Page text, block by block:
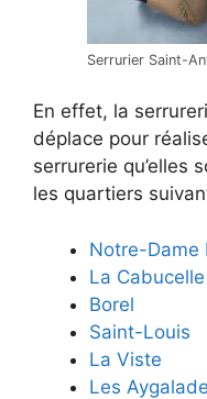
Serrurier Saint-
En effet, la
déplace pour
serrurerie qu’elles
les quartiers
Notre-Dame
La Cabucelle
Borel
Saint-Louis
La Viste
Les